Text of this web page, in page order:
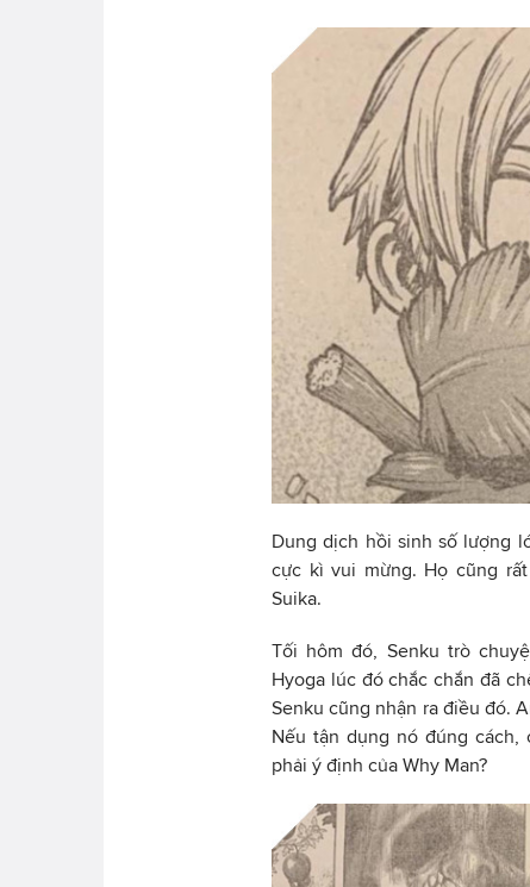
Dung dịch hồi sinh số lượng
cực kì vui mừng. Họ cũng
Suika.
Tối hôm đó, Senku trò
Hyoga lúc đó chắc chắn đã
Senku cũng nhận ra điều đó.
Nếu tận dụng nó đúng
phải ý định của Why Man?